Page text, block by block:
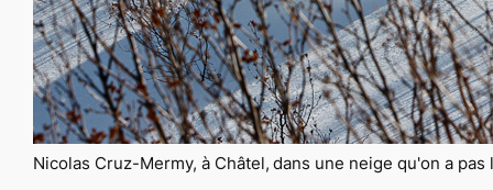
Nicolas Cruz-Mermy, à Châtel, dans une neige qu'on a